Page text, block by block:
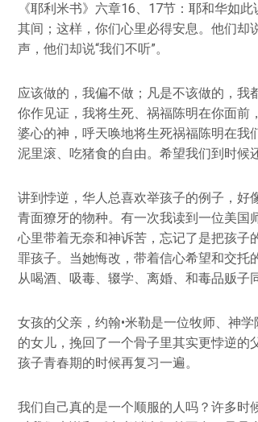
《耶利米书》六章16、17节：耶和华如
其间；这样，你们心里必得安息。他们却
声，他们却说“我们不听”。
应该做的，我偏不做；凡是不该做的，我
你作见证，我将生死、祸福陈明在你面前
婆心的神，呼天唤地将生死祸福陈明在我
泥里滚、吃猪食的自由。希望我们到时候
讲到悖逆，华人总喜欢举孩子的例子，好
青面獠牙的物种。有一次我读到一位美国
心里带着无奈和神诉苦，忘记了是把孩子
罪孩子。当她悔改，带着信心希望和交托
从喝酒、吸毒、辍学、离婚、和毒品贩子
女孩的父亲，约翰•米勒是一位牧师、神
的女儿，挽回了一个骨子里其实更悖逆
孩子青春期的时候再复习一遍。
我们自己真的是一个顺服的人吗？许多时